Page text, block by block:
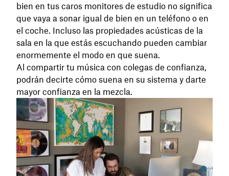
bien en tus caros monitores de estudio no significa
que vaya a sonar igual de bien en un teléfono o en
el coche. Incluso las propiedades acústicas de la
sala en la que estás escuchando pueden cambiar
enormemente el modo en que suena.
Al compartir tu música con colegas de confianza,
podrán decirte cómo suena en su sistema y darte
mayor confianza en la mezcla.